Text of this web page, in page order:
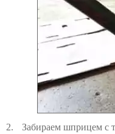
Забираем шприцем с